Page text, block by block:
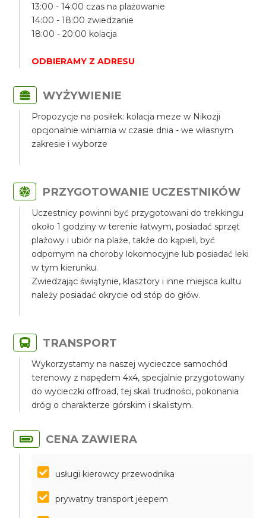
13:00 - 14:00 czas na plażowanie
14:00 - 18:00 zwiedzanie
18:00 - 20:00 kolacja
ODBIERAMY Z ADRESU
WYŻYWIENIE
Propozycje na posiłek: kolacja meze w Nikozji
opcjonalnie winiarnia w czasie dnia - we własnym
zakresie i wyborze
PRZYGOTOWANIE UCZESTNIKÓW
Uczestnicy powinni być przygotowani do trekkingu
około 1 godziny w terenie łatwym, posiadać sprzęt
plażowy i ubiór na plaże, także do kąpieli, być
odpornym na choroby lokomocyjne lub posiadać leki
w tym kierunku.
Zwiedzając świątynie, klasztory i inne miejsca kultu
należy posiadać okrycie od stóp do głów.
TRANSPORT
Wykorzystamy na naszej wycieczce samochód
terenowy z napędem 4x4, specjalnie przygotowany
do wycieczki offroad, tej skali trudności, pokonania
dróg o charakterze górskim i skalistym.
CENA ZAWIERA
usługi kierowcy przewodnika
prywatny transport jeepem